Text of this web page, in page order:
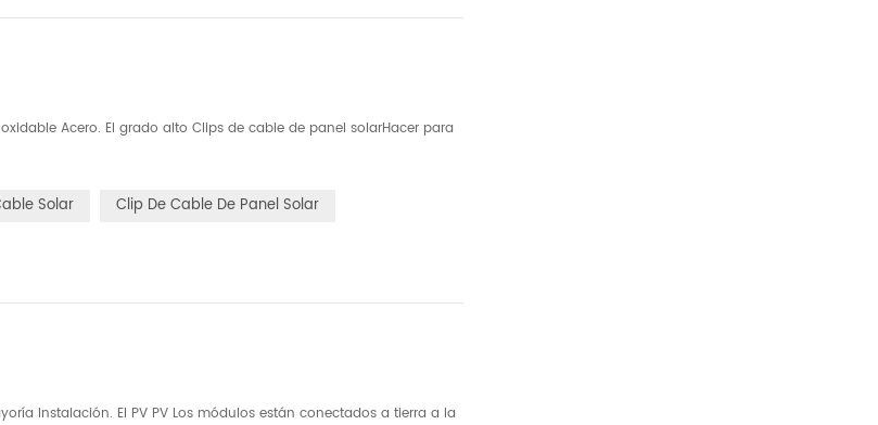
Acero. El grado alto Clips de cable de panel solarHacer para
Solar Clip De Cable De Panel Solar
Instalación. El PV PV Los módulos están conectados a tierra a la